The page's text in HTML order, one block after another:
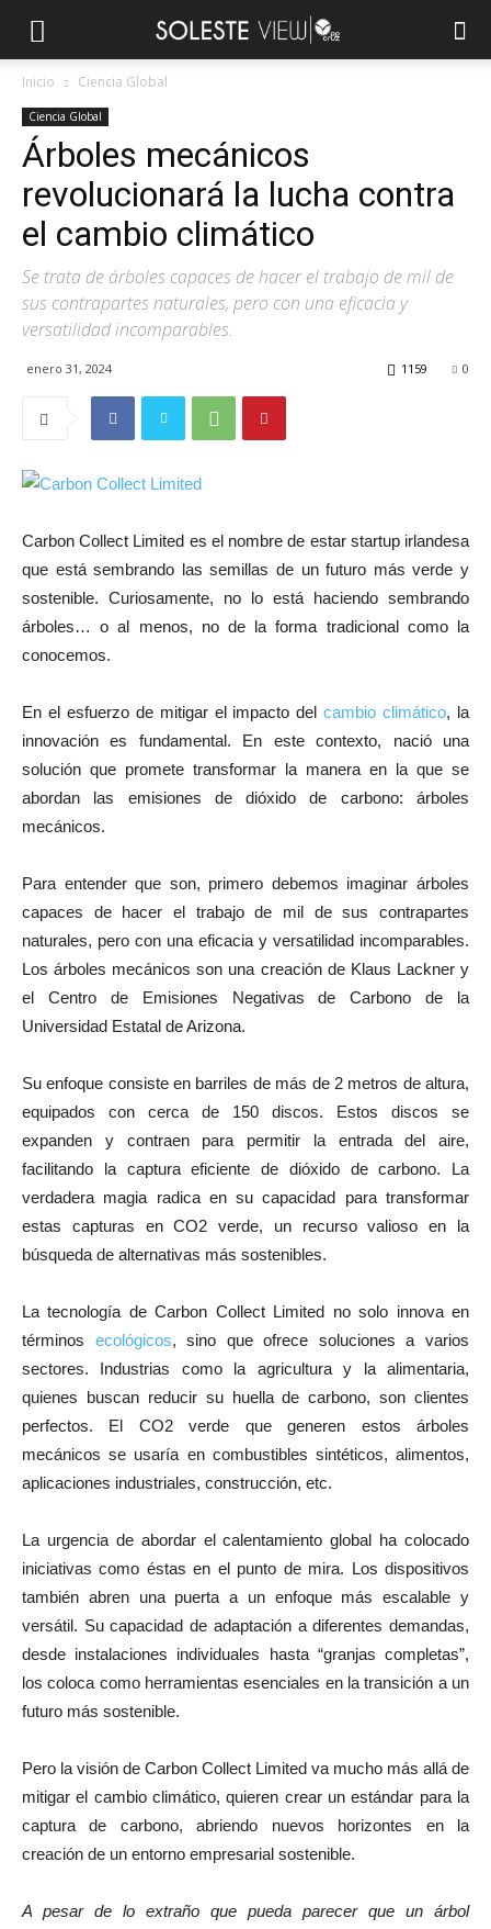
Inicio Ciencia Global
Ciencia Global
Árboles mecánicos
revolucionará la lucha contra
el cambio climático
Se trata de árboles capaces de hacer el trabajo de mil de
sus contrapartes naturales, pero con una eficacia y
versatilidad incomparables.
enero 31, 2024 0
1159
Carbon Collect Limited es el nombre de estar startup irlandesa
que está sembrando las semillas de un futuro más verde y
sostenible. Curiosamente, no lo está haciendo sembrando
árboles… o al menos, no de la forma tradicional como la
conocemos.
En el esfuerzo de mitigar el impacto delcambio climático, la
innovación es fundamental. En este contexto, nació una
solución que promete transformar la manera en la que se
abordan las emisiones de dióxido de carbono: árboles
mecánicos.
Para entender que son, primero debemos imaginar árboles
capaces de hacer el trabajo de mil de sus contrapartes
naturales, pero con una eficacia y versatilidad incomparables.
Los árboles mecánicos son una creación de Klaus Lackner y
el Centro de Emisiones Negativas de Carbono de la
Universidad Estatal de Arizona.
Su enfoque consiste en barriles de más de 2 metros de altura,
equipados con cerca de 150 discos. Estos discos se
expanden y contraen para permitir la entrada del aire,
facilitando la captura eficiente de dióxido de carbono. La
verdadera magia radica en su capacidad para transformar
estas capturas en CO2 verde, un recurso valioso en la
búsqueda de alternativas más sostenibles.
La tecnología de Carbon Collect Limited no solo innova en
términos ecológicos, sino que ofrece soluciones a varios
sectores. Industrias como la agricultura y la alimentaria,
quienes buscan reducir su huella de carbono, son clientes
perfectos. El CO2 verde que generen estos árboles
mecánicos se usaría en combustibles sintéticos, alimentos,
aplicaciones industriales, construcción, etc.
La urgencia de abordar el calentamiento global ha colocado
iniciativas como éstas en el punto de mira. Los dispositivos
también abren una puerta a un enfoque más escalable y
versátil. Su capacidad de adaptación a diferentes demandas,
desde instalaciones individuales hasta “granjas completas”,
los coloca como herramientas esenciales en la transición a un
futuro más sostenible.
Pero la visión de Carbon Collect Limited va mucho más allá de
mitigar el cambio climático, quieren crear un estándar para la
captura de carbono, abriendo nuevos horizontes en la
creación de un entorno empresarial sostenible.
A pesar de lo extraño que pueda parecer que un árbol